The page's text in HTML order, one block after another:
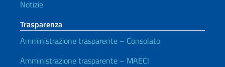
Notizie
Trasparenza
Amministrazione trasparente – Consolato
Amministrazione trasparente – MAECI